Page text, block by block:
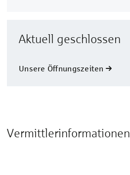
Aktuell geschlossen
Unsere Öffnungszeiten
Vermittlerinformationen